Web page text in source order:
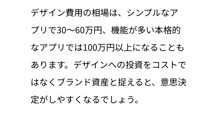
デザイン費用の相場は、シンプルなア
プリで30〜60万円、機能が多い本格的
なアプリでは100万円以上になることも
あります。デザインへの投資をコストで
はなくブランド資産と捉えると、意思決
定がしやすくなるでしょう。